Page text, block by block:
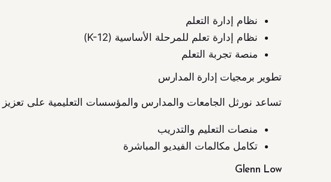
نظام إدارة التعلم
نظام إدارة تعلم للمرحلة الأساسية (K-12)
منصة تجربة التعلم
تطوير برمجيات إدارة المدارس
تساعد نورثل الجامعات والمدارس والمؤسسات التعليمية على تعزيز
منصات التعليم والتدريب
تكامل مكالمات الفيديو المباشرة
Glenn Low